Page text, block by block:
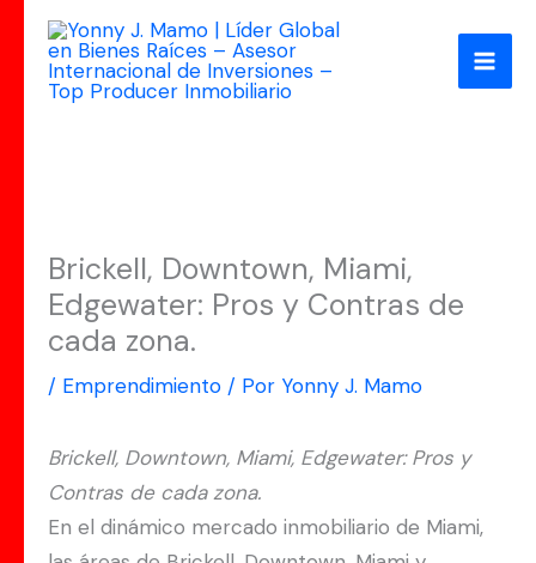
contenido
Brickell, Downtown, Miami,
Edgewater: Pros y Contras de
cada zona.
/ Emprendimiento / Por Yonny J. Mamo
Brickell, Downtown, Miami, Edgewater: Pros y
Contras de cada zona.
En el dinámico mercado inmobiliario de Miami,